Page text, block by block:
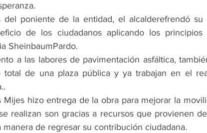
del poniente de la entidad, el alcalderefrendó su
de los ciudadanos aplicando los
SheinbaumPardo.
a las labores de pavimentación asfáltica,
total de una plaza pública y ya trabajan en el
Mijes hizo entrega de la obra para mejorar la
realizan son gracias a recursos que provienen
manera de regresar su contribución ciudadana.